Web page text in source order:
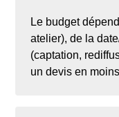
Le budget
atelier), de la
(captation,
un devis en